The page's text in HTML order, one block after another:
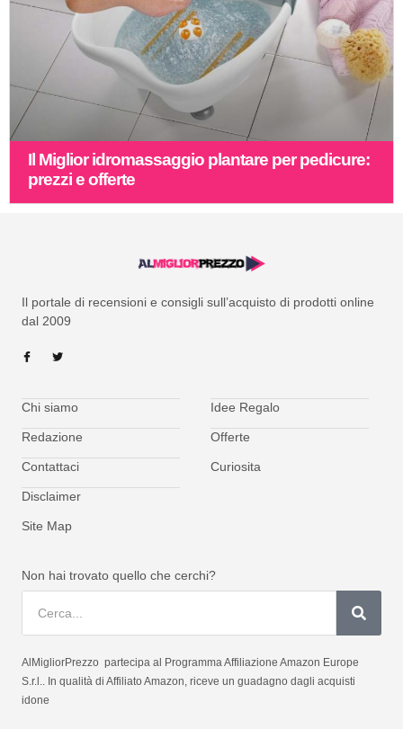
Il Miglior idromassaggio plantare per pedicure:
prezzi e offerte
Il portale di recensioni e consigli sull’acquisto di prodotti online
dal 2009
Chi siamo
Redazione
Contattaci
Disclaimer
Site Map
Idee Regalo
Offerte
Curiosita
Non hai trovato quello che cerchi?
AlMigliorPrezzo partecipa al Programma Affiliazione Amazon Europe
S.r.l.. In qualità di Affiliato Amazon, riceve un guadagno dagli acquisti
idone